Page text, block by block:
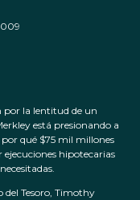
por la lentitud de un
está presionando a
qué $75 mil millones
hipotecarias
del Tesoro, Timothy